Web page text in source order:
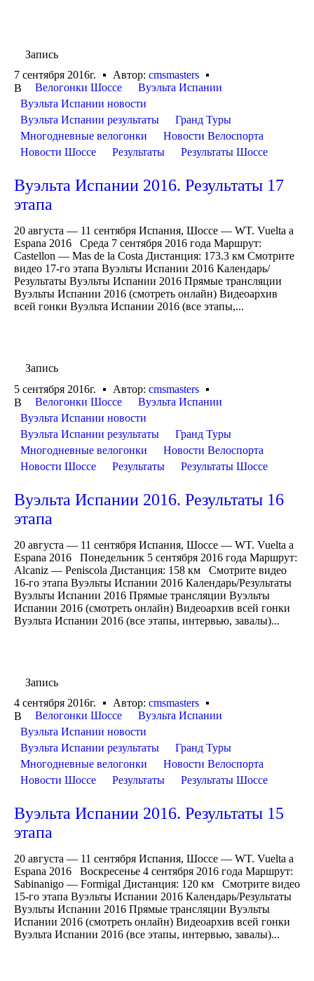
Запись
7 сентября 2016г.
Автор: cmsmasters
В
Велогонки Шоссе
Вуэльта Испании
Вуэльта Испании новости
Вуэльта Испании результаты
Гранд Туры
Многодневные велогонки
Новости Велоспорта
Новости Шоссе
Результаты Результаты Шоссе
Вуэльта Испании 2016. Результаты 17
этапа
20 августа — 11 сентября Испания, Шоссе — WT. Vuelta a
Espana 2016 Среда 7 сентября 2016 года Маршрут:
Castellon — Mas de la Costa Дистанция: 173.3 км Смотрите
видео 17-го этапа Вуэльты Испании 2016 Календарь/
Результаты Вуэльты Испании 2016 Прямые трансляции
Вуэльты Испании 2016 (смотреть онлайн) Видеоархив
всей гонки Вуэльта Испании 2016 (все этапы,...
Запись
5 сентября 2016г.
Автор: cmsmasters
В
Велогонки Шоссе
Вуэльта Испании
Вуэльта Испании новости
Вуэльта Испании результаты
Гранд Туры
Многодневные велогонки
Новости Велоспорта
Новости Шоссе
Результаты Результаты Шоссе
Вуэльта Испании 2016. Результаты 16
этапа
20 августа — 11 сентября Испания, Шоссе — WT. Vuelta a
Espana 2016 Понедельник 5 сентября 2016 года Маршрут:
Alcaniz — Peniscola Дистанция: 158 км Смотрите видео
16-го этапа Вуэльты Испании 2016 Календарь/Результаты
Вуэльты Испании 2016 Прямые трансляции Вуэльты
Испании 2016 (смотреть онлайн) Видеоархив всей гонки
Вуэльта Испании 2016 (все этапы, интервью, завалы)...
Запись
4 сентября 2016г.
Автор: cmsmasters
В
Велогонки Шоссе
Вуэльта Испании
Вуэльта Испании новости
Вуэльта Испании результаты
Гранд Туры
Многодневные велогонки
Новости Велоспорта
Новости Шоссе
Результаты Результаты Шоссе
Вуэльта Испании 2016. Результаты 15
этапа
20 августа — 11 сентября Испания, Шоссе — WT. Vuelta a
Espana 2016 Воскресенье 4 сентября 2016 года Маршрут:
Sabinanigo — Formigal Дистанция: 120 км Смотрите видео
15-го этапа Вуэльты Испании 2016 Календарь/Результаты
Вуэльты Испании 2016 Прямые трансляции Вуэльты
Испании 2016 (смотреть онлайн) Видеоархив всей гонки
Вуэльта Испании 2016 (все этапы, интервью, завалы)...